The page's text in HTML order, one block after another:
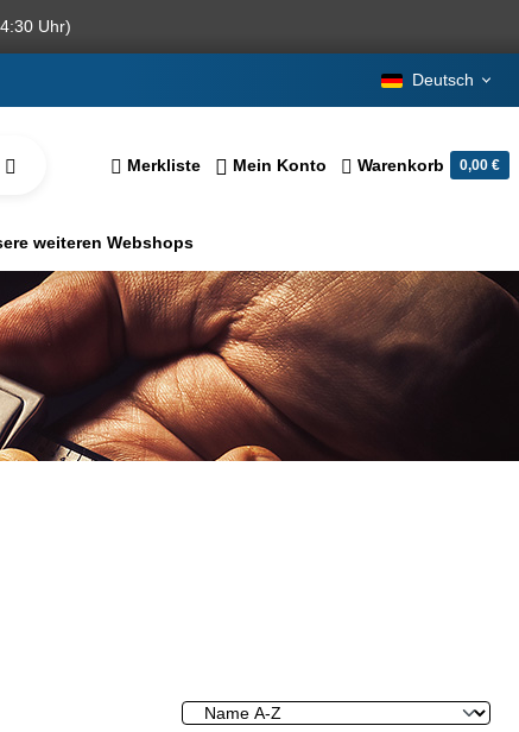
Uhr)
Deutsch
Merkliste Mein Konto Warenkorb 0,00 €
weiteren Webshops